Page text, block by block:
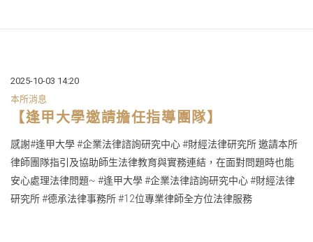
2025-10-03 14:20
本所消息
【逢甲大學邀請擔任指導團隊】
感謝#逢甲大學 #企業法律諮詢研究中心 #財經法律研究所 邀請本所
律師團隊指引及協助師生法律教育與實務連結，在面對問題時也能
安心處理法律問題~ #逢甲大學 #企業法律諮詢研究中心 #財經法律
研究所 #德承法律事務所 #12位專業律師全方位法律服務